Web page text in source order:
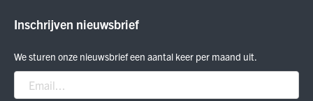
Smartwool
Nitro
Peak Performance
Inschrijven nieuwsbrief
We sturen onze nieuwsbrief een aantal keer per maand uit.